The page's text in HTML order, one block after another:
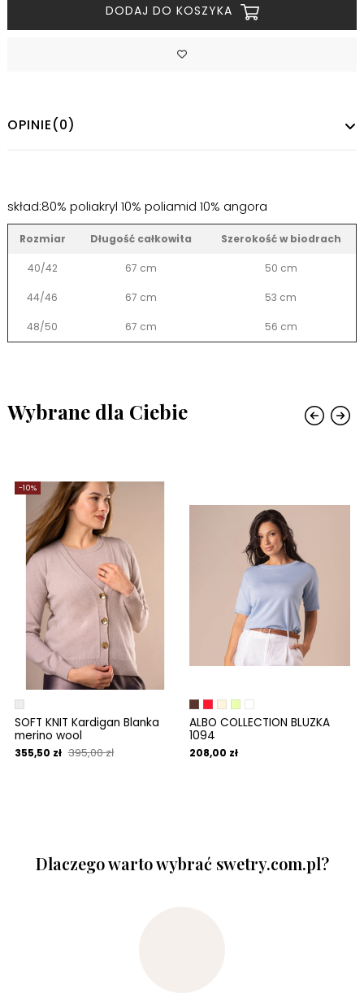
DODAJ DO KOSZYKA
OPINIE(0)
skład:80% poliakryl 10% poliamid 10% angora
Rozmiar Długość całkowita Szerokość w biodrach
40/42 67 cm 50 cm
44/46 67 cm 53 cm
48/50 67 cm 56 cm
Wybrane dla Ciebie
-10%
SOFT KNIT Kardigan Blanka
merino wool
355,50 zł 395,00 zł
ALBO COLLECTION BLUZKA
1094
208,00 zł
Dlaczego warto wybrać swetry.com.pl?